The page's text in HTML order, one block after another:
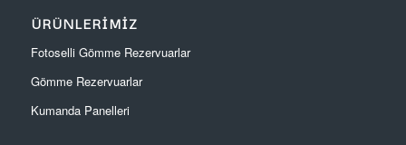
ÜRÜNLERIMIZ
Fotoselli Gömme Rezervuarlar
Gömme Rezervuarlar
Kumanda Panelleri